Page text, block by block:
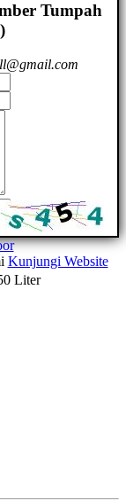
Tumpah
Kunjungi Website